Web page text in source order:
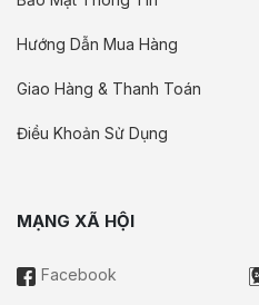
Hướng Dẫn Mua Hàng
Giao Hàng & Thanh Toán
Điều Khoản Sử Dụng
MẠNG XÃ HỘI
Facebook